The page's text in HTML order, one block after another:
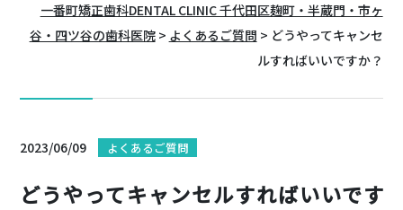
一番町矯正歯科DENTAL CLINIC 千代田区麹町・半蔵門・市ヶ
谷・四ツ谷の歯科医院> よくあるご質問 > どうやってキャンセ
ルすればいいですか？
2023/06/09 よくあるご質問
どうやってキャンセルすればいいです